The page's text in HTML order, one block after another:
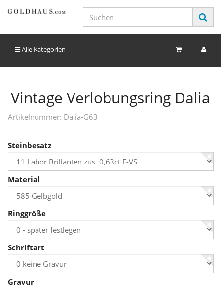
Alle Kategorien
Vintage Verlobungsring Dalia
Artikelnummer: Dalia-G63
Steinbesatz
Material
Ringgröße
Schriftart
Gravur